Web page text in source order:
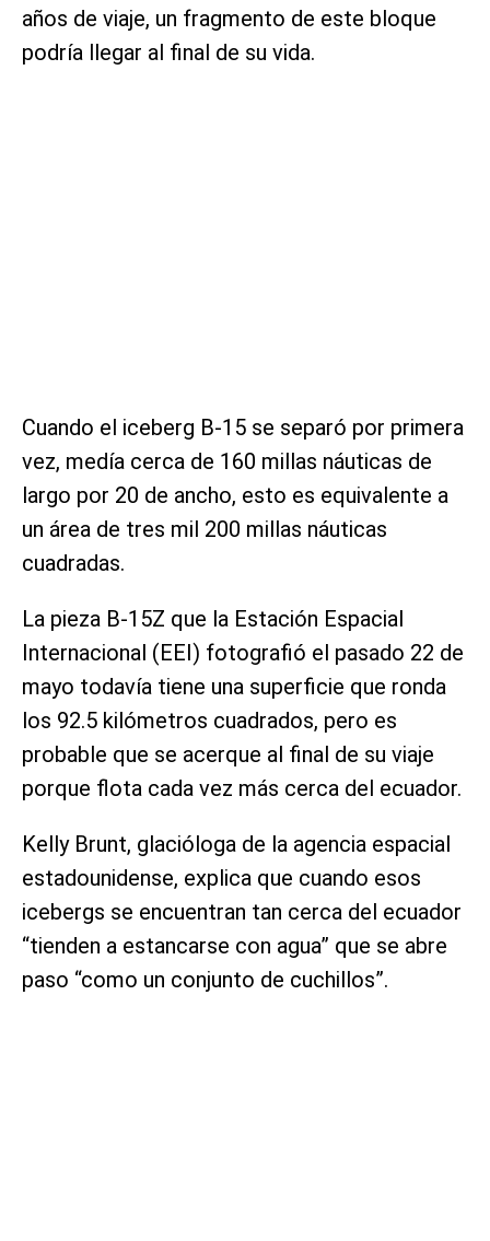
años de viaje, un fragmento de este bloque
podría llegar al final de su vida.
Cuando el iceberg B-15 se separó por primera
vez, medía cerca de 160 millas náuticas de
largo por 20 de ancho, esto es equivalente a
un área de tres mil 200 millas náuticas
cuadradas.
La pieza B-15Z que la Estación Espacial
Internacional (EEI) fotografió el pasado 22 de
mayo todavía tiene una superficie que ronda
los 92.5 kilómetros cuadrados, pero es
probable que se acerque al final de su viaje
porque flota cada vez más cerca del ecuador.
Kelly Brunt, glacióloga de la agencia espacial
estadounidense, explica que cuando esos
icebergs se encuentran tan cerca del ecuador
“tienden a estancarse con agua” que se abre
paso “como un conjunto de cuchillos”.